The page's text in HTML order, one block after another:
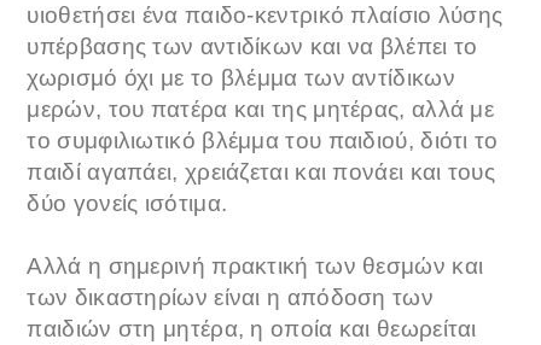
υιοθετήσει ένα παιδο-κεντρικό πλαίσιο λύσης
υπέρβασης των αντιδίκων και να βλέπει το
χωρισμό όχι με το βλέμμα των αντίδικων
μερών, του πατέρα και της μητέρας, αλλά με
το συμφιλιωτικό βλέμμα του παιδιού, διότι το
παιδί αγαπάει, χρειάζεται και πονάει και τους
δύο γονείς ισότιμα.
Αλλά η σημερινή πρακτική των θεσμών και
των δικαστηρίων είναι η απόδοση των
παιδιών στη μητέρα, η οποία και θεωρείται